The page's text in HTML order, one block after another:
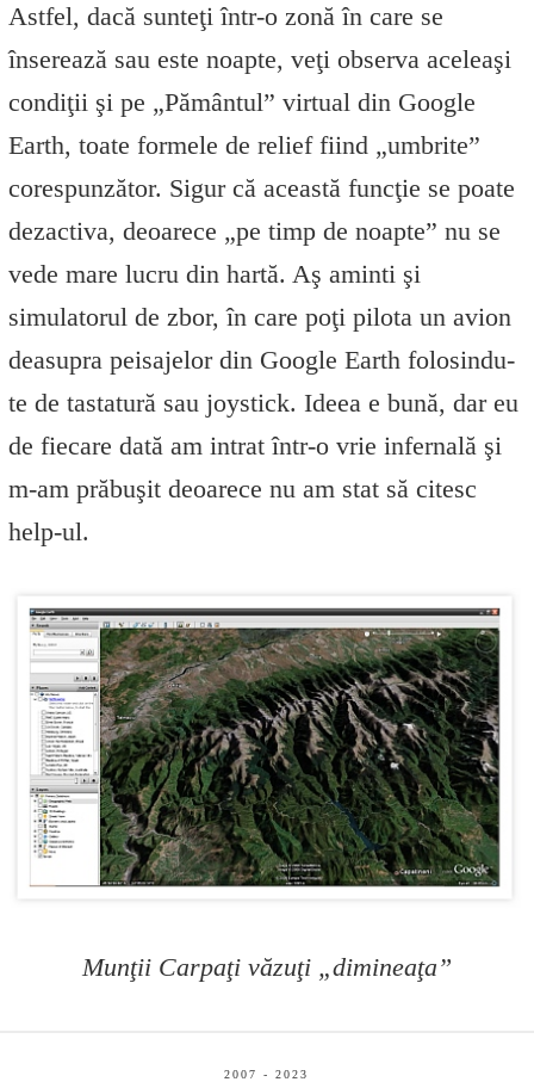
Astfel, dacă sunteţi într-o zonă în care se
înserează sau este noapte, veţi observa aceleaşi
condiţii şi pe „Pământul” virtual din Google
Earth, toate formele de relief fiind „umbrite”
corespunzător. Sigur că această funcţie se poate
dezactiva, deoarece „pe timp de noapte” nu se
vede mare lucru din hartă. Aş aminti şi
simulatorul de zbor, în care poţi pilota un avion
deasupra peisajelor din Google Earth folosindu-
te de tastatură sau joystick. Ideea e bună, dar eu
de fiecare dată am intrat într-o vrie infernală şi
m-am prăbuşit deoarece nu am stat să citesc
help-ul.
Munţii Carpaţi văzuţi „dimineaţa”
2007 - 2023